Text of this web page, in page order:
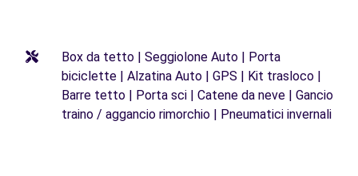
Box da tetto | Seggiolone Auto | Porta
biciclette | Alzatina Auto | GPS | Kit trasloco |
Barre tetto | Porta sci | Catene da neve | Gancio
traino / aggancio rimorchio | Pneumatici invernali